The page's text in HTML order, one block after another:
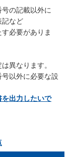
の記載以外に
記など
必要がありま
異なります。
以外に必要な設
を出力したいで